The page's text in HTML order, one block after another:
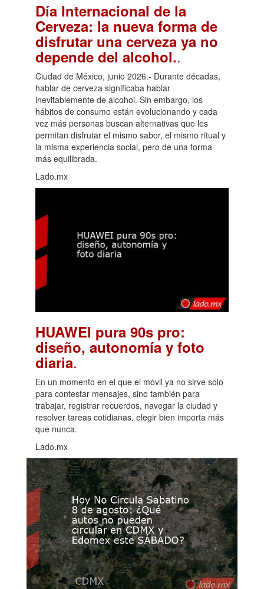
Día Internacional de la
Cerveza: la nueva forma de
disfrutar una cerveza ya no
depende del alcohol..
Ciudad de México, junio 2026.- Durante décadas,
hablar de cerveza significaba hablar
inevitablemente de alcohol. Sin embargo, los
hábitos de consumo están evolucionando y cada
vez más personas buscan alternativas que les
permitan disfrutar el mismo sabor, el mismo ritual y
la misma experiencia social, pero de una forma
más equilibrada.
Lado.mx
HUAWEI pura 90s pro:
diseño, autonomía y foto
diaria.
En un momento en el que el móvil ya no sirve solo
para contestar mensajes, sino también para
trabajar, registrar recuerdos, navegar la ciudad y
resolver tareas cotidianas, elegir bien importa más
que nunca.
Lado.mx